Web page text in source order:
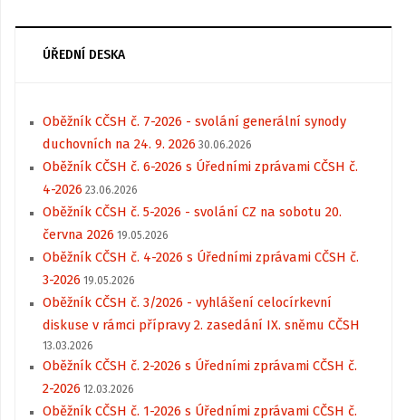
ÚŘEDNÍ DESKA
Oběžník CČSH č. 7-2026 - svolání generální synody
duchovních na 24. 9. 2026 30.06.2026
Oběžník CČSH č. 6-2026 s Úředními zprávami CČSH č.
4-2026 23.06.2026
Oběžník CČSH č. 5-2026 - svolání CZ na sobotu 20.
června 2026 19.05.2026
Oběžník CČSH č. 4-2026 s Úředními zprávami CČSH č.
3-2026 19.05.2026
Oběžník CČSH č. 3/2026 - vyhlášení celocírkevní
diskuse v rámci přípravy 2. zasedání IX. sněmu CČSH
13.03.2026
Oběžník CČSH č. 2-2026 s Úředními zprávami CČSH č.
2-2026 12.03.2026
Oběžník CČSH č. 1-2026 s Úředními zprávami CČSH č.